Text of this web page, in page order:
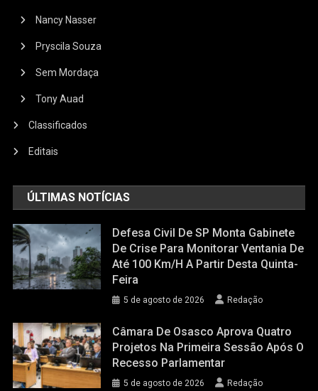
Nancy Nasser
Pryscila Souza
Sem Mordaça
Tony Auad
Classificados
Editais
ÚLTIMAS NOTÍCIAS
Defesa Civil De SP Monta Gabinete
De Crise Para Monitorar Ventania De
Até 100 Km/h A Partir Desta Quinta-
Feira
5 de agosto de 2026 Redação
Câmara De Osasco Aprova Quatro
Projetos Na Primeira Sessão Após O
Recesso Parlamentar
5 de agosto de 2026 Redação